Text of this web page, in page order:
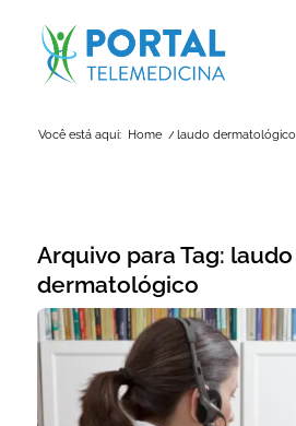
Você está aqui: Home / laudo dermatológico
Arquivo para Tag: laudo
dermatológico